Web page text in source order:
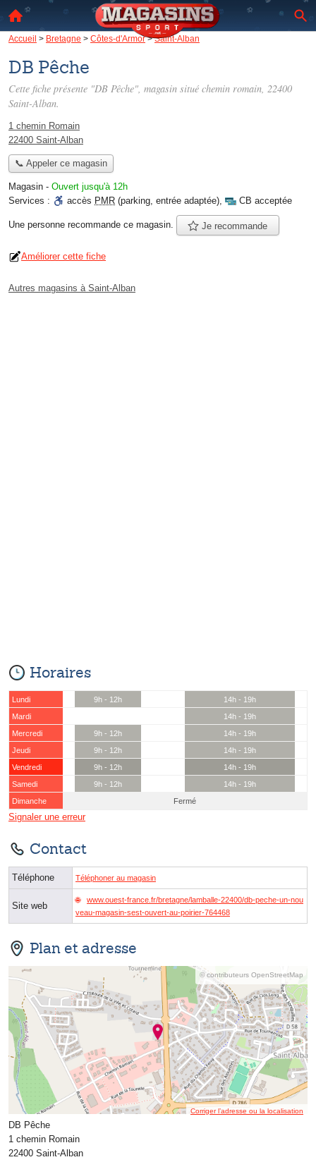
Accueil > Bretagne > Côtes-d'Armor>Saint-Alban
DB Pêche
Cette fiche présente "DB Pêche", magasin situé chemin romain, 22400
Saint-Alban.
1 chemin Romain
22400 Saint-Alban
📞 Appeler ce magasin
Magasin - Ouvert jusqu'à 12h
Services :
accès PMR (parking, entrée adaptée), CB acceptée
Une personne recommande ce magasin. Je recommande
Améliorer cette fiche
Autres magasins à Saint-Alban
Horaires
Lundi 9h - 12h
14h - 19h
Mardi
14h - 19h
Mercredi
9h - 12h
14h - 19h
Jeudi
9h - 12h
14h - 19h
Vendredi
9h - 12h
14h - 19h
Samedi
9h - 12h
14h - 19h
Dimanche
Fermé
Signaler une erreur
Contact
Téléphone Téléphoner au magasin
Site web
www.ouest-france.fr/bretagne/lamballe-22400/db-peche-un-nou
veau-magasin-sest-ouvert-au-poirier-764468
Plan et adresse
© contributeurs OpenStreetMap
Corriger l’adresse ou la localisation
DB Pêche
1 chemin Romain
22400 Saint-Alban